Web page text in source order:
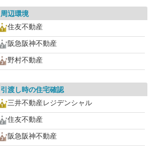
周辺環境
住友不動産
阪急阪神不動産
野村不動産
引渡し時の住宅確認
三井不動産レジデンシャル
住友不動産
阪急阪神不動産